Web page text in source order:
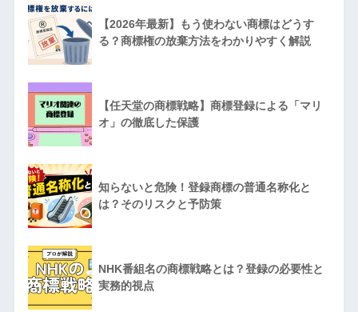
【2026年最新】もう使わない商標はどうす
る？商標権の放棄方法をわかりやすく解説
【任天堂の商標戦略】商標登録による「マリ
オ」の徹底した保護
知らないと危険！登録商標の普通名称化と
は？そのリスクと予防策
NHK番組名の商標戦略とは？登録の必要性と
実務的視点